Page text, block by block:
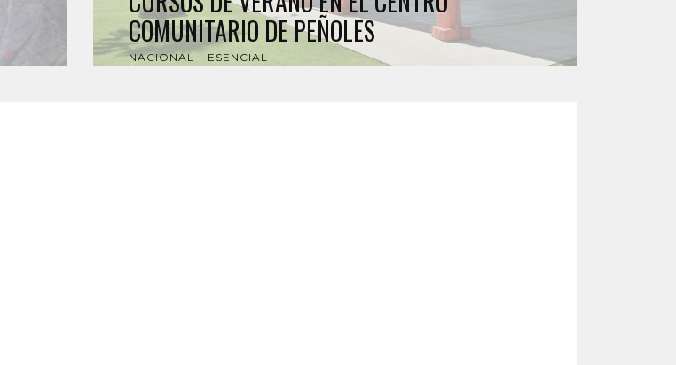
COMUNITARIO DE PEÑOLES
NACIONAL ESENCIAL